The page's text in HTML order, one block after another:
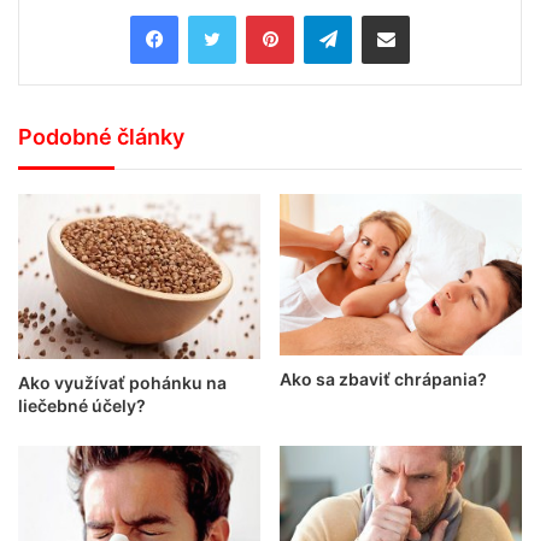
PinterestTelegramShare via Email
Podobné články
Ako využívať pohánku na
liečebné účely?
Ako sa zbaviť chrápania?